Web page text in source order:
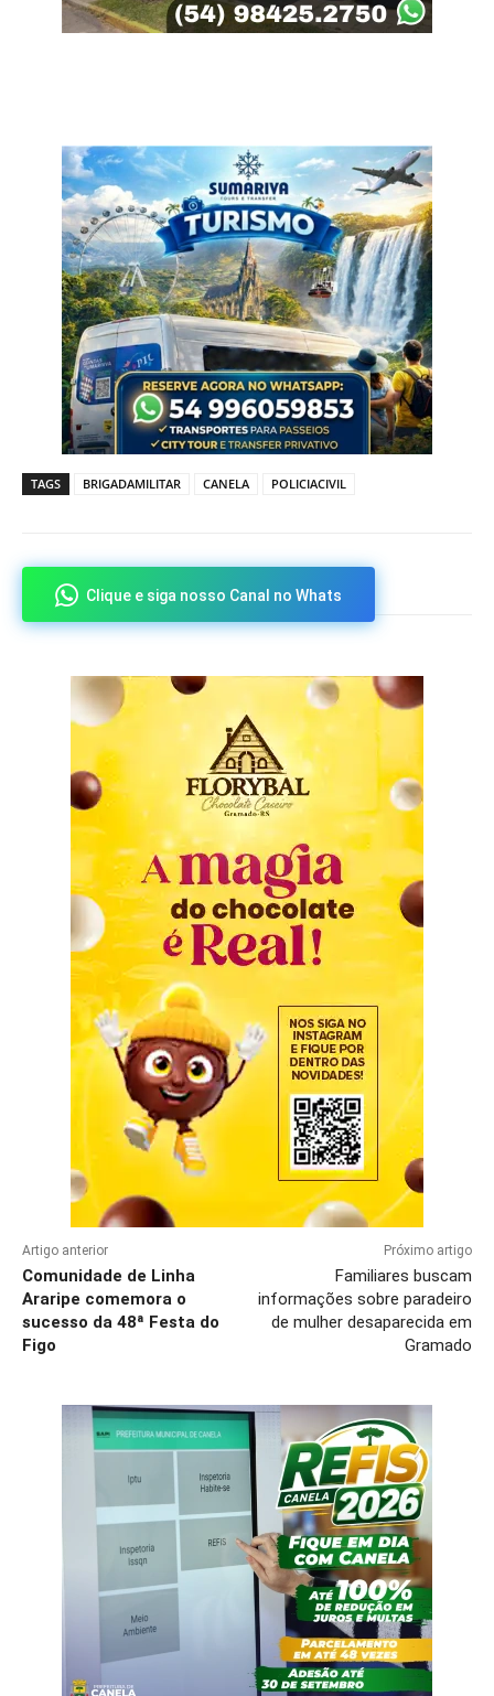
TAGS BRIGADAMILITAR CANELA POLICIACIVIL
Clique e siga nosso Canal no Whats
Artigo anterior
Comunidade de Linha
Araripe comemora o
sucesso da 48ª Festa do
Figo
Próximo artigo
Familiares buscam
informações sobre paradeiro
de mulher desaparecida em
Gramado